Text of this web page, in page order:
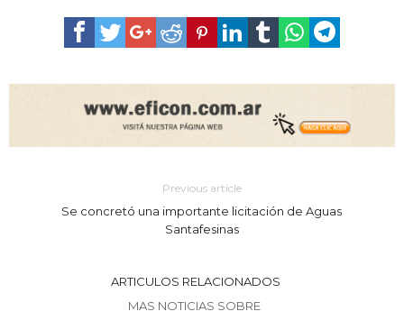
Previous article
Se concretó una importante licitación de Aguas
Santafesinas
ARTICULOS RELACIONADOS
MAS NOTICIAS SOBRE